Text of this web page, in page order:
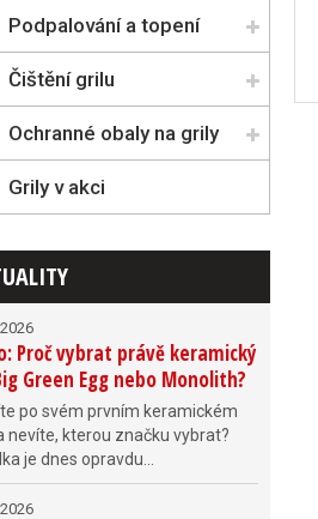
Podpalování a topení
Čištění grilu
Ochranné obaly na grily
Grily v akci
Proč vybrat právě keramický
Green Egg nebo Monolith?
po svém prvním keramickém
nevíte, kterou značku vybrat?
je dnes opravdu...